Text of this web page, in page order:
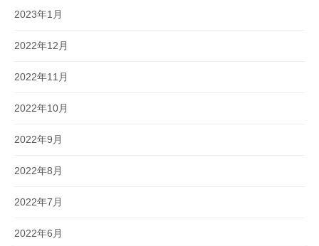
2023年1月
2022年12月
2022年11月
2022年10月
2022年9月
2022年8月
2022年7月
2022年6月